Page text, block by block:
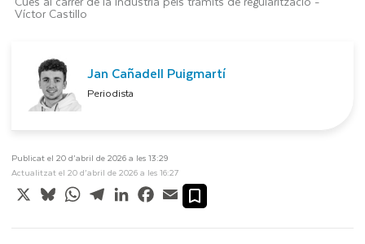
Víctor Castillo
Jan Cañadell Puigmartí
Periodista
Publicat el 20 d’abril de 2026 a les 13:29
Actualitzat el 20 d’abril de 2026 a les 16:27
X BlueskyWhatsApp
TelegramLinkedInFacebook
Email